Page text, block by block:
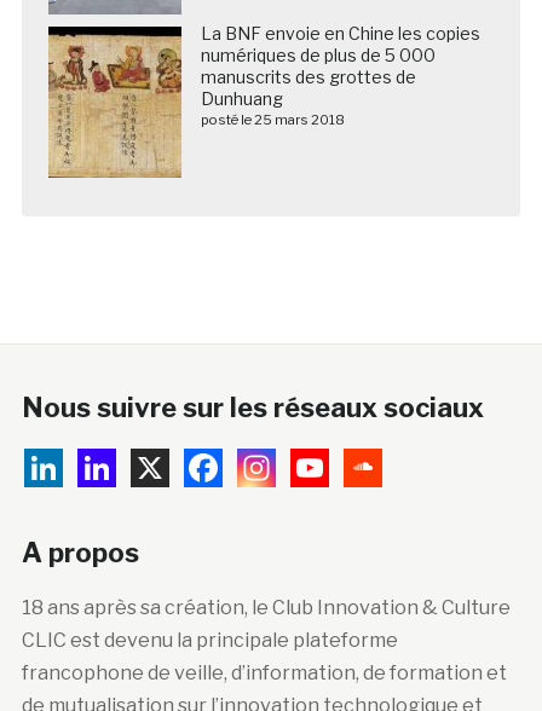
La BNF envoie en Chine les copies
numériques de plus de 5 000
manuscrits des grottes de
Dunhuang
posté le 25 mars 2018
Nous suivre sur les réseaux sociaux
A propos
18 ans après sa création, le Club Innovation & Culture
CLIC est devenu la principale plateforme
francophone de veille, d’information, de formation et
de mutualisation sur l’innovation technologique et